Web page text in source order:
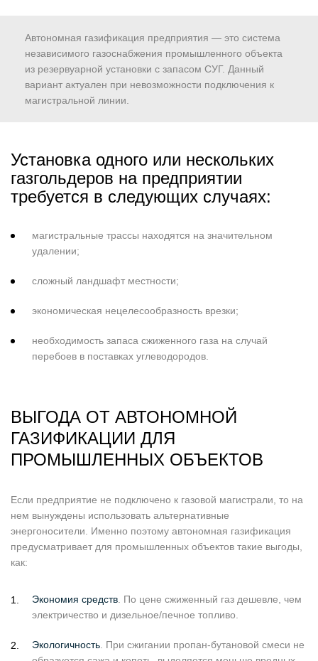
Автономная газификация предприятия — это система
независимого газоснабжения промышленного объекта
из резервуарной установки с запасом СУГ. Данный
вариант актуален при невозможности подключения к
магистральной линии.
Установка одного или нескольких
газгольдеров на предприятии
требуется в следующих случаях:
магистральные трассы находятся на значительном
удалении;
сложный ландшафт местности;
экономическая нецелесообразность врезки;
необходимость запаса сжиженного газа на случай
перебоев в поставках углеводородов.
ВЫГОДА ОТ АВТОНОМНОЙ
ГАЗИФИКАЦИИ ДЛЯ
ПРОМЫШЛЕННЫХ ОБЪЕКТОВ
Если предприятие не подключено к газовой магистрали, то на
нем вынуждены использовать альтернативные
энергоносители. Именно поэтому автономная газификация
предусматривает для промышленных объектов такие выгоды,
как:
Экономия средств . По цене сжиженный газ дешевле, чем
электричество и дизельное/печное топливо.
Экологичность . При сжигании пропан-бутановой смеси не